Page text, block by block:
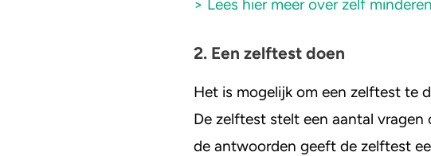
> Lees hier meer over zelf
2. Een zelftest doen
Het is mogelijk om een zelftest te
De zelftest stelt een aantal
de antwoorden geeft de zelftest